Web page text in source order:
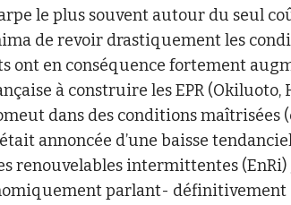
le plus souvent autour du seul
de revoir drastiquement les
ont en conséquence fortement
à construire les EPR (Okiluoto,
dans des conditions maîtrisées
annoncée d’une baisse
renouvelables intermittentes (EnRi)
parlant- définitivement